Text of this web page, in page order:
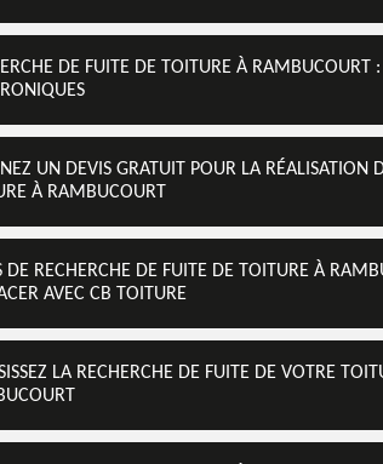
DE FUITE DE TOITURE À RAMBUCOURT
UN DEVIS GRATUIT POUR LA RÉALISATION
À RAMBUCOURT
DE RECHERCHE DE FUITE DE TOITURE À
AVEC CB TOITURE
LA RECHERCHE DE FUITE DE VOTRE